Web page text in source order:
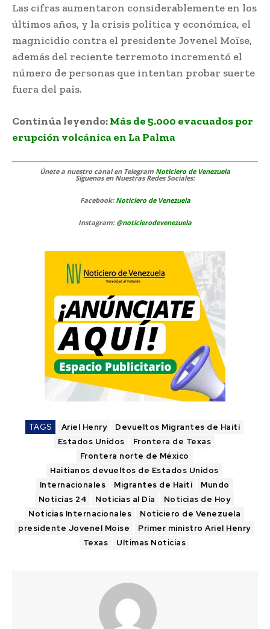
Las cifras aumentaron considerablemente en los
últimos años, y la crisis política y económica, el
magnicidio contra el presidente Jovenel Moïse,
además del reciente terremoto incrementó el
número de personas que intentan probar suerte
fuera del país.
Continúa leyendo:Más de 5.000 evacuados por
erupción volcánica en La Palma
Únete a nuestro canal en Telegram Noticiero de Venezuela
Síguenosen Nuestras Redes Sociales:
Facebook: Noticiero de Venezuela
Instagram: @noticierodevenezuela
TAGS Ariel Henry
Devueltos Migrantes de Haití
Estados Unidos
Frontera de Texas
Frontera norte de México
Haitianos devueltos de Estados Unidos
Internacionales
Migrantes de Haití
Mundo
Noticias 24
Noticias al Día
Noticias de Hoy
Noticias Internacionales
Noticiero de Venezuela
presidente Jovenel Moise
Primer ministro Ariel Henry
Texas
Ultimas Noticias